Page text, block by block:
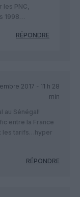
les PNC,
1998…
RÉPONDRE
2017 - 11 h 28
min
au Sénégal!
entre la France
les tarifs…hyper
RÉPONDRE